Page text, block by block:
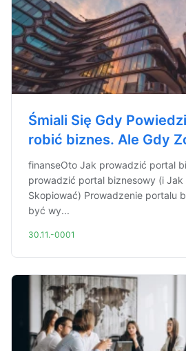
Śmiali Się Gdy
robić biznes. Ale Gdy
finanseOto Jak prowadzić portal
prowadzić portal biznesowy (i Jak
Skopiować) Prowadzenie portalu
być wy...
30.11.-0001